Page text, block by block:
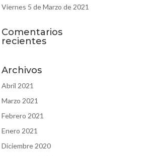
Viernes 5 de Marzo de 2021
Comentarios
recientes
Archivos
Abril 2021
Marzo 2021
Febrero 2021
Enero 2021
Diciembre 2020